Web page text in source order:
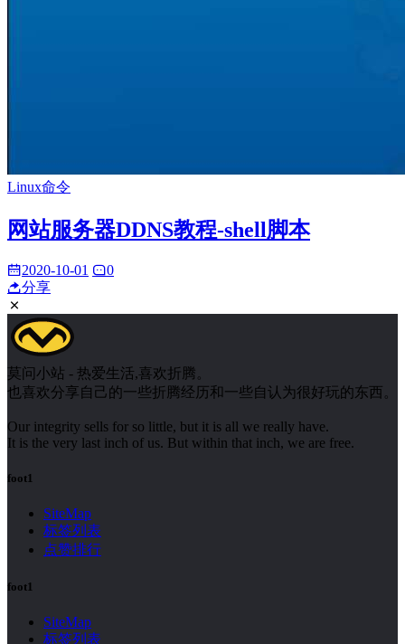
Linux命令
网站服务器DDNS教程-shell脚本
2020-10-01
0
分享
莫问小站 - 热爱生活,喜欢折腾。
也喜欢分享自己的一些折腾经历和一些自认为很好玩的东西。
Our integrity sells for so little, but it is all we really have.
It is the very last inch of us. But within that inch, we are free.
foot1
SiteMap
标签列表
点赞排行
foot1
SiteMap
标签列表